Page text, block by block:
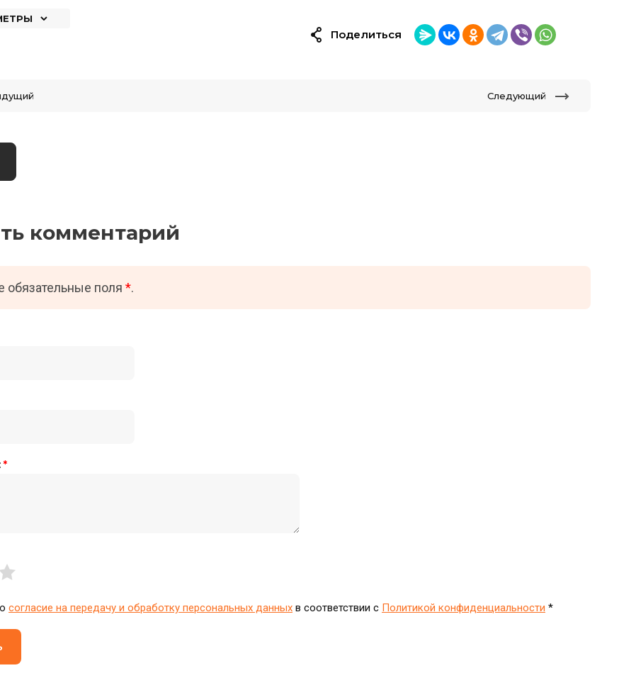
Поделиться
Следующий
комментарий
обязательные поля *.
*
согласие на передачу и обработку персональных данных в соответствии с Политикой конфиденциальности *